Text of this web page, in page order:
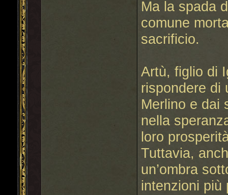
Ma la spada
comune
sacrificio.
Artù, figlio di
rispondere di
Merlino e dai
nella
loro
Tuttavia,
un’ombra
intenzioni più